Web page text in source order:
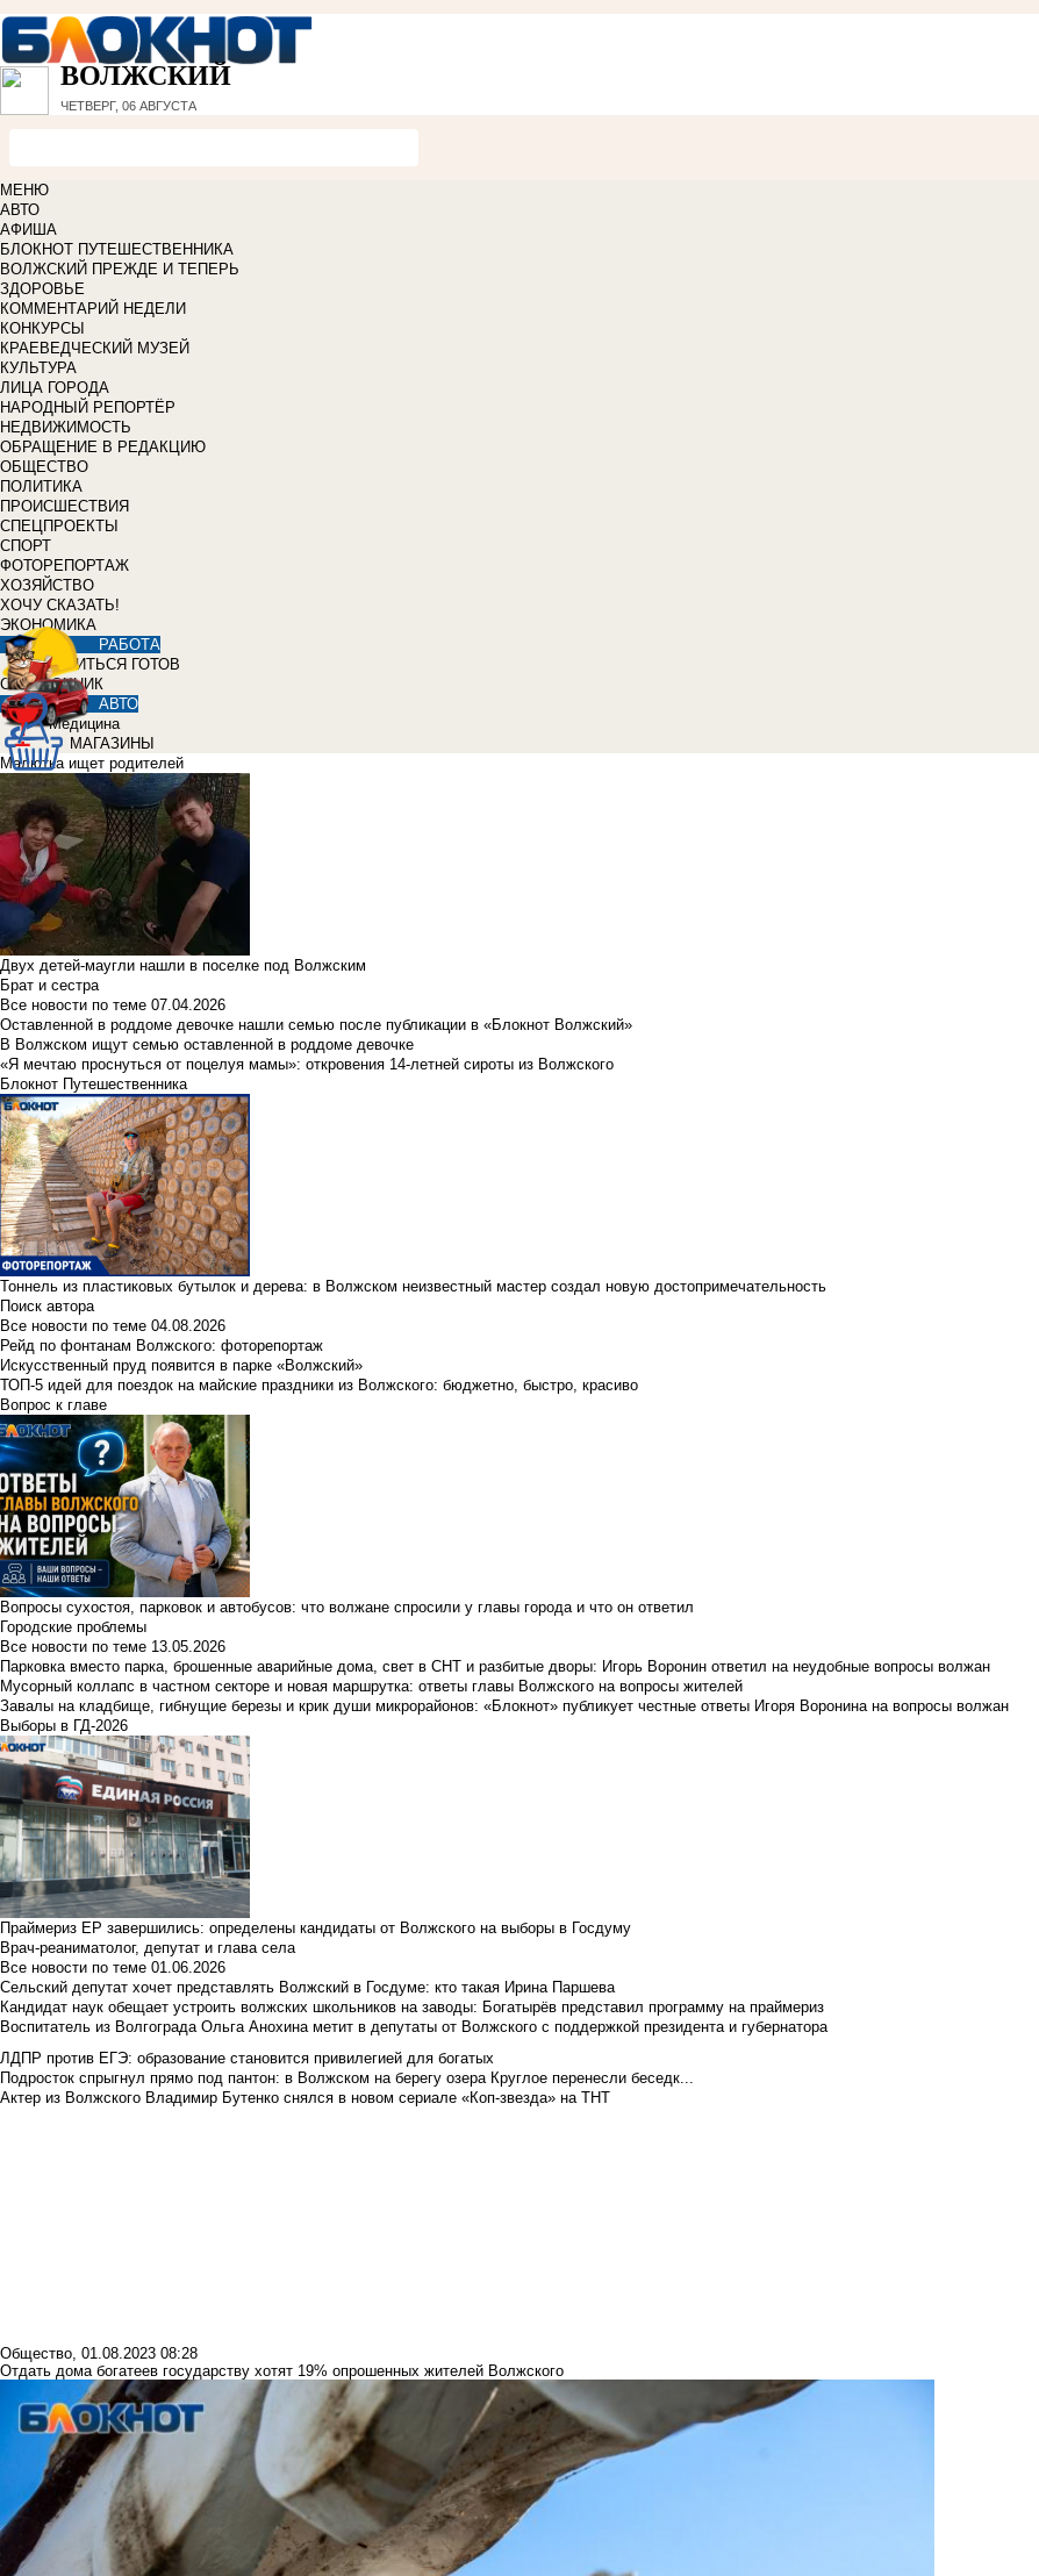
ВОЛЖСКИЙ
ЧЕТВЕРГ, 06 АВГУСТА
МЕНЮ
АВТО
АФИША
БЛОКНОТ ПУТЕШЕСТВЕННИКА
ВОЛЖСКИЙ ПРЕЖДЕ И ТЕПЕРЬ
ЗДОРОВЬЕ
КОММЕНТАРИЙ НЕДЕЛИ
КОНКУРСЫ
КРАЕВЕДЧЕСКИЙ МУЗЕЙ
КУЛЬТУРА
ЛИЦА ГОРОДА
НАРОДНЫЙ РЕПОРТЁР
НЕДВИЖИМОСТЬ
ОБРАЩЕНИЕ В РЕДАКЦИЮ
ОБЩЕСТВО
ПОЛИТИКА
ПРОИСШЕСТВИЯ
СПЕЦПРОЕКТЫ
СПОРТ
ФОТОРЕПОРТАЖ
ХОЗЯЙСТВО
ХОЧУ СКАЗАТЬ!
ЭКОНОМИКА
РАБОТА
УЧИТЬСЯ ГОТОВ
СПРАВОЧНИК
АВТО
Медицина
МАГАЗИНЫ
Малютка ищет родителей
Двух детей-маугли нашли в поселке под Волжским
Брат и сестра
Все новости по теме 07.04.2026
Оставленной в роддоме девочке нашли семью после публикации в «Блокнот Волжский»
В Волжском ищут семью оставленной в роддоме девочке
«Я мечтаю проснуться от поцелуя мамы»: откровения 14-летней сироты из Волжского
Блокнот Путешественника
Тоннель из пластиковых бутылок и дерева: в Волжском неизвестный мастер создал новую достопримечательность
Поиск автора
Все новости по теме 04.08.2026
Рейд по фонтанам Волжского: фоторепортаж
Искусственный пруд появится в парке «Волжский»
ТОП-5 идей для поездок на майские праздники из Волжского: бюджетно, быстро, красиво
Вопрос к главе
Вопросы сухостоя, парковок и автобусов: что волжане спросили у главы города и что он ответил
Городские проблемы
Все новости по теме 13.05.2026
Парковка вместо парка, брошенные аварийные дома, свет в СНТ и разбитые дворы: Игорь Воронин ответил на неудобные вопросы волжан
Мусорный коллапс в частном секторе и новая маршрутка: ответы главы Волжского на вопросы жителей
Завалы на кладбище, гибнущие березы и крик души микрорайонов: «Блокнот» публикует честные ответы Игоря Воронина на вопросы волжан
Выборы в ГД-2026
Праймериз ЕР завершились: определены кандидаты от Волжского на выборы в Госдуму
Врач-реаниматолог, депутат и глава села
Все новости по теме 01.06.2026
Сельский депутат хочет представлять Волжский в Госдуме: кто такая Ирина Паршева
Кандидат наук обещает устроить волжских школьников на заводы: Богатырёв представил программу на праймериз
Воспитатель из Волгограда Ольга Анохина метит в депутаты от Волжского с поддержкой президента и губернатора
ЛДПР против ЕГЭ: образование становится привилегией для богатых
Подросток спрыгнул прямо под пантон: в Волжском на берегу озера Круглое перенесли беседк...
Актер из Волжского Владимир Бутенко снялся в новом сериале «Коп-звезда» на ТНТ
Общество, 01.08.2023 08:28
Отдать дома богатеев государству хотят 19% опрошенных жителей Волжского